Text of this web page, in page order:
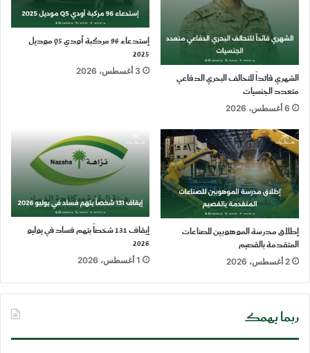
الشهري قائداً للتحالف البحري الدفاعي
متعدد الجنسيات
6 أغسطس، 2026
إستدعاء 96 مركبة أودي Q5 موديل
2025
3 أغسطس، 2026
إطلاق مدرسة الموهوبين للصناعات
المتقدمة بالقصيم
2 أغسطس، 2026
إيقاف 131 شخصاً بتهم فساد في يوليو
2026
1 أغسطس، 2026
ربما يهمك